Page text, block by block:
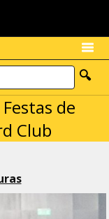
🔍
de
Club